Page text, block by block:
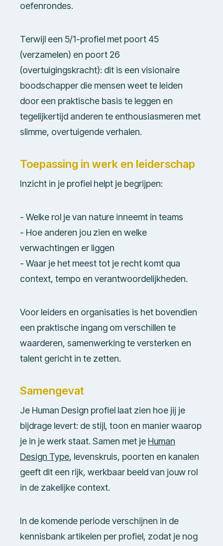
oefenrondes.
Terwijl een 5/1-profiel met poort 45
(verzamelen) en poort 26
(overtuigingskracht): dit is een visionaire
boodschapper die mensen weet te leiden
door een praktische basis te leggen en
tegelijkertijd anderen te enthousiasmeren met
slimme, overtuigende verhalen.
Toepassing in werk en leiderschap
Inzicht in je profiel helpt je begrijpen:
- Welke rol je van nature inneemt in teams
- Hoe anderen jou zien en welke
verwachtingen er liggen
- Waar je het meest tot je recht komt qua
context, tempo en verantwoordelijkheden.
Voor leiders en organisaties is het bovendien
een praktische ingang om verschillen te
waarderen, samenwerking te versterken en
talent gericht in te zetten.
Samengevat
Je Human Design profiel laat zien hoe jij je
bijdrage levert: de stijl, toon en manier waarop
je in je werk staat. Samen met je Human
Design Type, levenskruis, poorten en kanalen
geeft dit een rijk, werkbaar beeld van jouw rol
in de zakelijke context.
In de komende periode verschijnen in de
kennisbank artikelen per profiel, zodat je nog